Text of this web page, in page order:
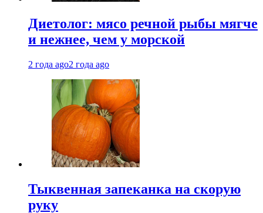
Диетолог: мясо речной рыбы мягче
и нежнее, чем у морской
2 года ago2 года ago
Тыквенная запеканка на скорую
руку